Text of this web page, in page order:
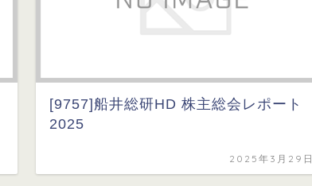
[9757]船井総研HD 株主総会レポート
2025
2025年3月29日